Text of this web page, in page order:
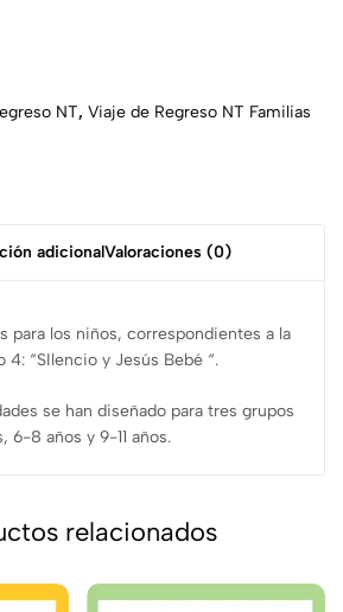
NT, Viaje de Regreso NT Familias
adicionalValoraciones (0)
para los niños, correspondientes a la
4: “SIlencio y Jesús Bebé “.
se han diseñado para tres grupos
6-8 años y 9-11 años.
relacionados